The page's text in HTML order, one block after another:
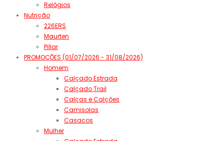
Relógios
Nutrição
226ERS
Maurten
Pillar
PROMOÇÕES (01/07/2026 - 31/08/2026)
Homem
Calçado Estrada
Calçado Trail
Calças e Calções
Camisolas
Casacos
Mulher